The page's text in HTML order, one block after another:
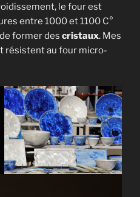
le four est
entre 1000 et 1100 C°
former des cristaux. Mes
résistent au four micro-